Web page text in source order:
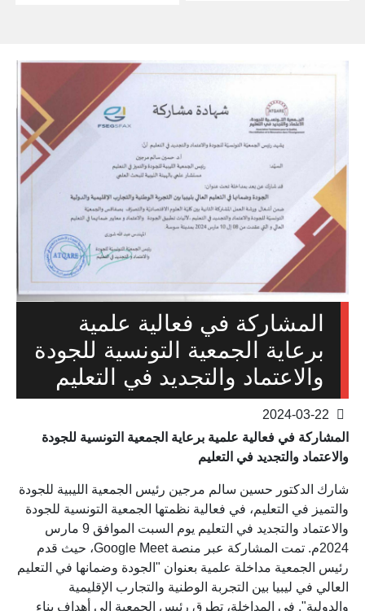
المشاركة في فعالية علمية
برعاية الجمعية التونسية للجودة
والاعتماد والتجديد في التعليم
المشاركة في فعالية علمية برعاية الجمعية التونسية للجودة
والاعتماد والتجديد في التعليم
شارك الدكتور حسين سالم مرجين رئيس الجمعية الليبية للجودة
والتميز في التعليم، في فعالية نظمتها الجمعية التونسية للجودة
والاعتماد والتجديد في التعليم يوم السبت الموافق 9 مارس
2024م. تمت المشاركة عبر منصة Google Meet، حيث قدم
رئيس الجمعية مداخلة علمية بعنوان "الجودة وضمانها في التعليم
العالي في ليبيا بين التجربة الوطنية والتجارب الإقليمية
والدولية". في المداخلة، تطرق رئيس الجمعية إلى أهداف بناء